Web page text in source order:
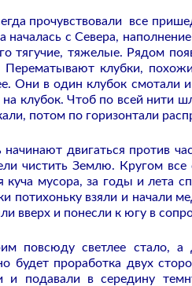
прочувствовали все
началась с Севера,
тягучие, тяжелые. Рядом
Перематывают клубки,
Они в один клубок смотали
клубок. Чтоб по всей нити
потом по горизонтали
начинают двигаться против
чистить Землю. Кругом
куча мусора, за годы и лета
потихоньку взяли и начали
вверх и понесли к югу в
повсюду светлее стало, а
будет проработка двух
и подавали в середину